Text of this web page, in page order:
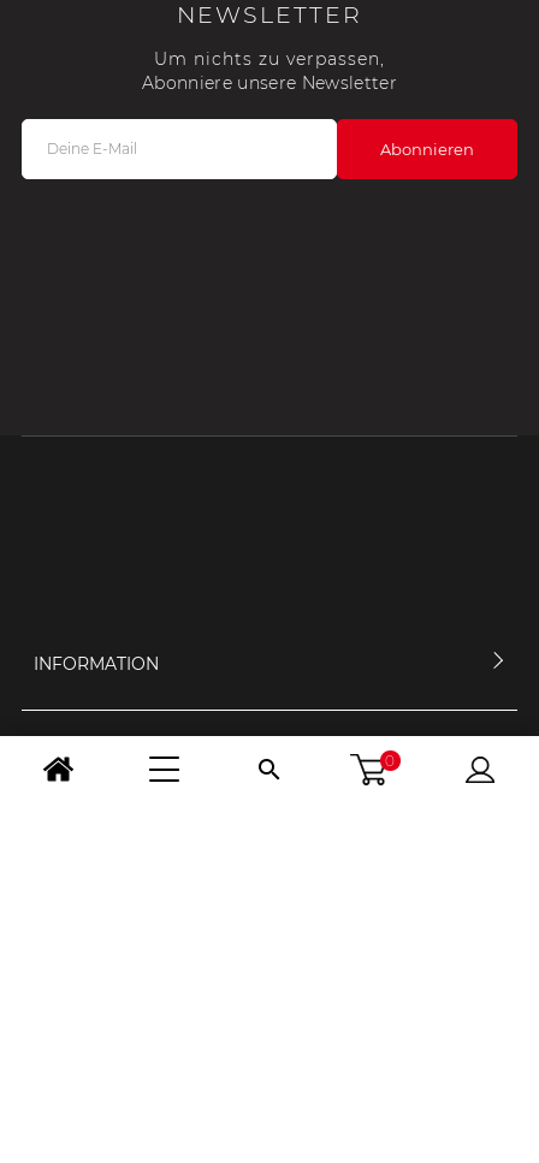
NEWSLETTER
Um nichts zu verpassen,
Abonniere unsere Newsletter
INFORMATION
MEIN KONTO
 0